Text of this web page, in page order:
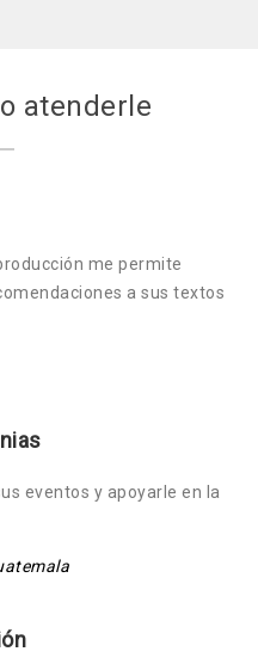
atenderle
me permite
a sus textos
eventos y apoyarle en la